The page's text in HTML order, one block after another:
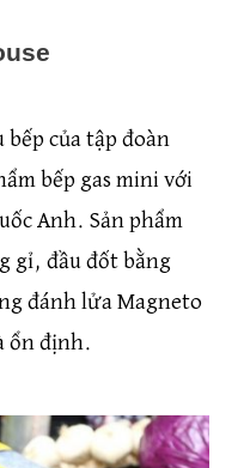
của tập đoàn
bếp gas mini với
Anh. Sản phẩm
gỉ, đầu đốt bằng
đánh lửa Magneto
ổn định.